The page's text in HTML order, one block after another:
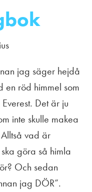
jag säger hejdå
en röd himmel som
Det är ju
inte skulle makea
vad är
göra så himla
Och sedan
jag DÖR”.